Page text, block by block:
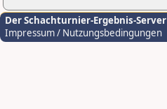
Der Schachturnier-Ergebnis-Server
Impressum / Nutzungsbedingungen